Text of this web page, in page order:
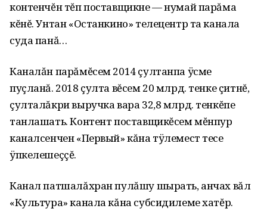
контенчĕн тĕп поставщикне — нумай парăма
кĕнĕ. Унтан «Останкино» телецентр та канала
суда панă…
Каналăн парăмĕсем 2014 çултанпа ÿсме
пуçланă. 2018 çулта вĕсем 20 млрд. тенке çитнĕ,
çулталăкри выручка вара 32,8 млрд. тенкĕпе
танлашать. Контент поставщикĕсем мĕнпур
каналсенчен «Первый» кăна тÿлемест тесе
ÿпкелешеççĕ.
Канал патшалăхран пулăшу шырать, анчах вăл
«Культура» канала кăна субсидилеме хатĕр.